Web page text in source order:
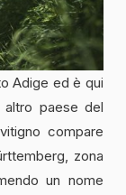
Adige ed è qui
paese del
compare
zona
un nome